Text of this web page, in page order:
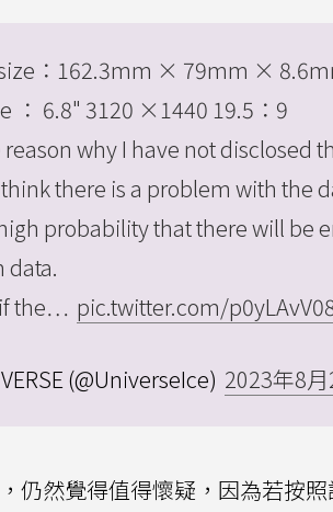
：162.3mm × 79mm ×
： 6.8" 3120 ×1440 19.5：9
why I have not disclosed
there is a problem with the
probability that there will be
data.
the… pic.twitter.com/
(@UniverseIce) 2023年8
仍然覺得值得懷疑，因為若按